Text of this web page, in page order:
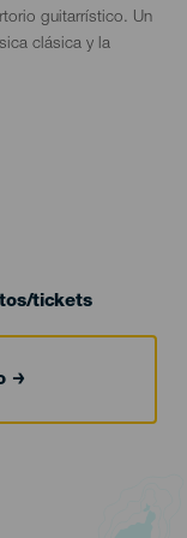
guitarrístico. Un
clásica y la
tickets